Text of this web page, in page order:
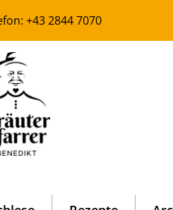
+43 2844 7070